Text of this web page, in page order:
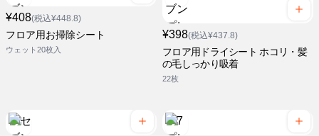
¥408(税込¥448.8)
フロア用お掃除シート
ウェット20枚入
¥398(税込¥437.8)
フロア用ドライシート ホコリ・髪
の毛しっかり吸着
22枚